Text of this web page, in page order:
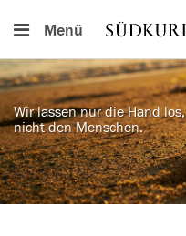
Menü
Wir lassen nur die Hand los,
nicht den Menschen.